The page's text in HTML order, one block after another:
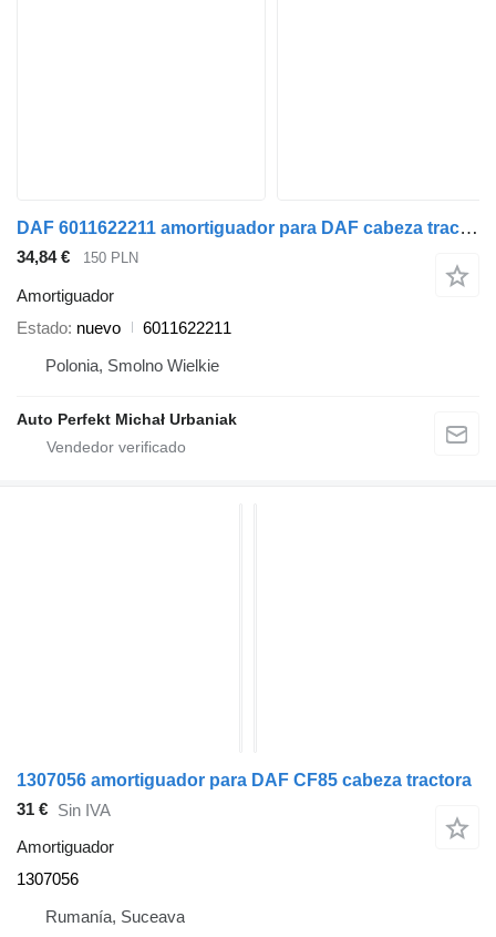
DAF 6011622211 amortiguador para DAF cabeza tractora
34,84 € 150 PLN
Amortiguador
Estado nuevo
6011622211
Polonia, Smolno Wielkie
Auto Perfekt Michał Urbaniak
1307056 amortiguador para DAF CF85 cabeza tractora
31 € Sin IVA
Amortiguador
1307056
Rumanía, Suceava